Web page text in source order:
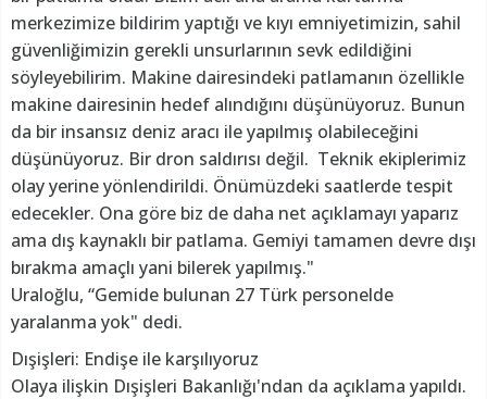
merkezimize bildirim yaptığı ve kıyı emniyetimizin, sahil
güvenliğimizin gerekli unsurlarının sevk edildiğini
söyleyebilirim. Makine dairesindeki patlamanın özellikle
makine dairesinin hedef alındığını düşünüyoruz. Bunun
da bir insansız deniz aracı ile yapılmış olabileceğini
düşünüyoruz. Bir dron saldırısı değil. Teknik ekiplerimiz
olay yerine yönlendirildi. Önümüzdeki saatlerde tespit
edecekler. Ona göre biz de daha net açıklamayı yaparız
ama dış kaynaklı bir patlama. Gemiyi tamamen devre dışı
bırakma amaçlı yani bilerek yapılmış."
Uraloğlu, “Gemide bulunan 27 Türk personelde
yaralanma yok" dedi.
Dışişleri: Endişe ile karşılıyoruz
Olaya ilişkin Dışişleri Bakanlığı'ndan da açıklama yapıldı.